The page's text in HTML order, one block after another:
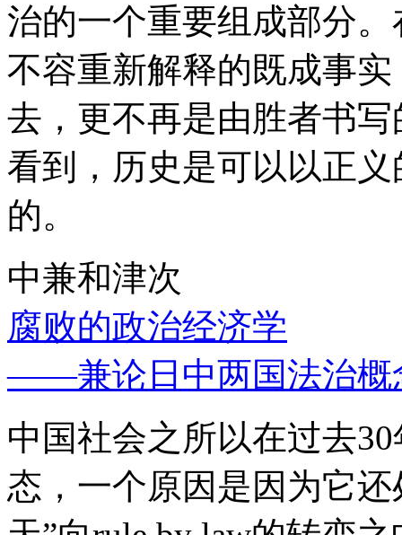
治的一个重要组成部分
不容重新解释的既成事
去，更不再是由胜者书
看到，历史是可以以正
的。
中兼和津次
腐败的政治经济学
——兼论日中两国法治概
中国社会之所以在过去
态，一个原因是因为它